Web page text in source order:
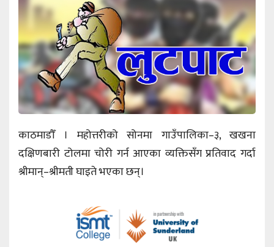
काठमाडौँ । महोत्तरीको सोनमा गाउँपालिका–३, खखना
दक्षिणबारी टोलमा चोरी गर्न आएका व्यक्तिसँग प्रतिवाद गर्दा
श्रीमान्–श्रीमती घाइते भएका छन्।